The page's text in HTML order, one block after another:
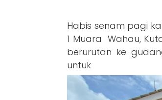
Habis senam pagi
1 Muara Wahau,
berurutan ke
untuk